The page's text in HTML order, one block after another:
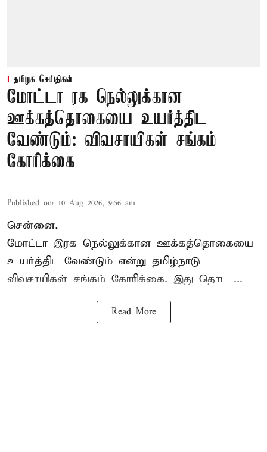
தமிழக செய்திகள்
மோட்டா ரக நெல்லுக்கான
ஊக்கத்தொகையை உயர்த்திட
வேண்டும்: விவசாயிகள் சங்கம்
கோரிக்கை
Published on: 10 Aug 2026, 9:56 am
சென்னை,
மோட்டா இரக நெல்லுக்கான ஊக்கத்தொகையை
உயர்த்திட வேண்டும் என்று தமிழ்நாடு
விவசாயிகள் சங்கம் கோரிக்கை. இது தொட ...
Read More